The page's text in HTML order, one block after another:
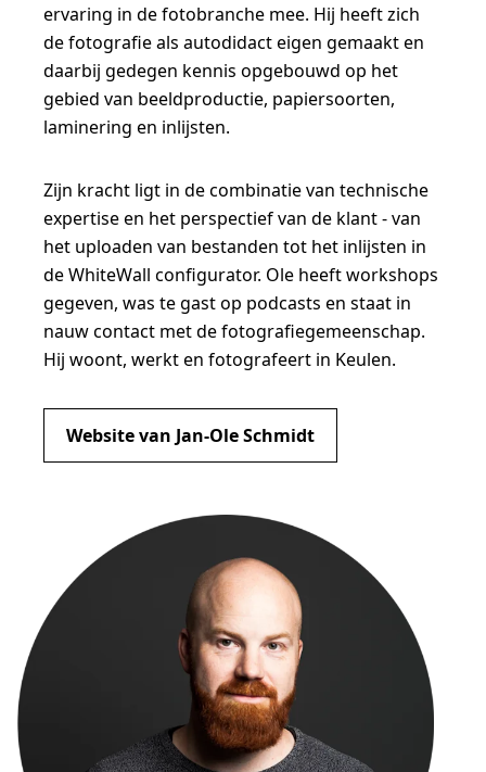
ervaring in de fotobranche mee. Hij heeft zich
de fotografie als autodidact eigen gemaakt en
daarbij gedegen kennis opgebouwd op het
gebied van beeldproductie, papiersoorten,
laminering en inlijsten.
Zijn kracht ligt in de combinatie van technische
expertise en het perspectief van de klant - van
het uploaden van bestanden tot het inlijsten in
de WhiteWall configurator. Ole heeft workshops
gegeven, was te gast op podcasts en staat in
nauw contact met de fotografiegemeenschap.
Hij woont, werkt en fotografeert in Keulen.
Website van Jan-Ole Schmidt